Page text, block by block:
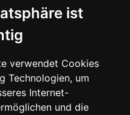
ist
verwendet Cookies
Technologien, um
Internet-
und die